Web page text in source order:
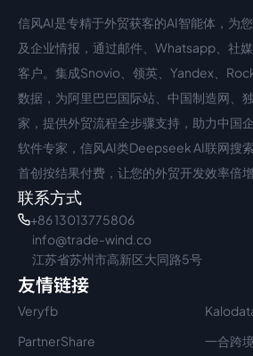
中文入口
信风AI是专精于外贸获客的AI智能体，为
及企业情报，通过邮件、Whatsapp、社
客户。集成Snovio、领英、Yandex、
数据，为阿里巴巴国际站、中国制造网、
家，提供外贸流程全步骤支持，助力中国
软件专家，信风AI类Deepseek AI联网搜
首创按结果付费，让您的外贸开发效率倍增
联系方式
+86 13013775806
info@trade-wind.co
江苏省苏州市高新区大同路5号
友情链接
Veryfb
PartnerShare
一合跨境